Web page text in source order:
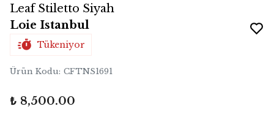
Leaf Stiletto Siyah
Loie Istanbul
Tükeniyor
Ürün Kodu: CFTNS1691
₺ 8,500.00